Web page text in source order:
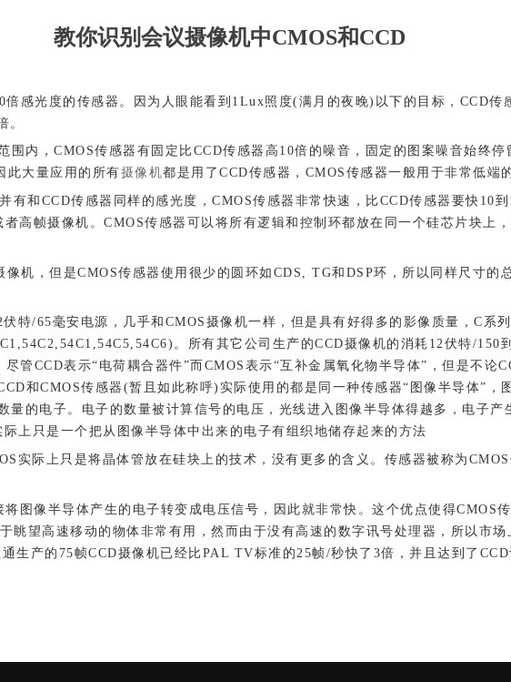
教你识别会议摄像机中CMOS和CCD
倍感光度的传感器。因为人眼能看到1Lux照度(满月的夜晚)以下的目标，CCD传
。
内，CMOS传感器有固定比CCD传感器高10倍的噪音，固定的图案噪音始终停
此大量应用的所有摄像机都是用了CCD传感器，CMOS传感器一般用于非常低端
有和CCD传感器同样的感光度，CMOS传感器非常快速，比CCD传感器要快10
高帧摄像机。CMOS传感器可以将所有逻辑和控制环都放在同一个硅芯片块上
机，但是CMOS传感器使用很少的圆环如CDS, TG和DSP环，所以同样尺寸的
特/65毫安电源，几乎和CMOS摄像机一样，但是具有好得多的影像质量，C系
。所有其它公司生产的CCD摄像机的消耗12伏特/150
管CCD表示“电荷耦合器件”而CMOS表示“互补金属氧化物半导体”，但是不论
和CMOS传感器(暂且如此称呼)实际使用的都是同一种传感器“图像半导体”，
量的电子。电子的数量被计算信号的电压，光线进入图像半导体得越多，电子产
上只是一个把从图像半导体中出来的电子有组织地储存起来的方法
实际上只是将晶体管放在硅块上的技术，没有更多的含义。传感器被称为
图像半导体产生的电子转变成电压信号，因此就非常快。这个优点使得CMOS
眺望高速移动的物体非常有用，然而由于没有高速的数字讯号处理器，所以市
生产的75帧CCD摄像机已经比PAL TV标准的25帧/秒快了3倍，并且达到了CCD